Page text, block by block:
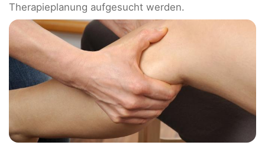
Therapieplanung aufgesucht werden.